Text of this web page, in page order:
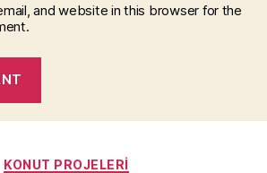
and website in this browser for the
Categories
KONUT PROJELERI